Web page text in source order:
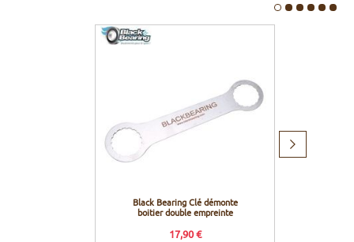
Black Bearing Clé démonte
boitier double empreinte
17,90 €
Produit